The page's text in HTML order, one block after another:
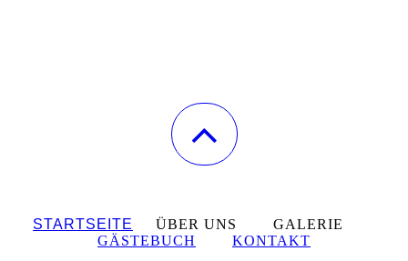
STARTSEITE
ÜBER UNS GALERIE
GÄSTEBUCH
KONTAKT